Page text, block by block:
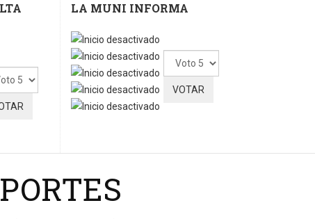
LA MUNI INFORMA
Por
favor,
vote